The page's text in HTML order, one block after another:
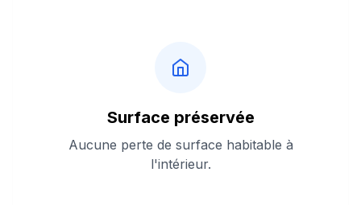
Surface préservée
Aucune perte de surface habitable à
l'intérieur.